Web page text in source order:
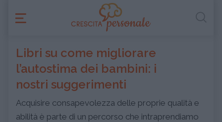
Libri su come migliorare
l’autostima dei bambini: i
nostri suggerimenti
Acquisire consapevolezza delle proprie qualità e
abilità è parte di un percorso che intraprendiamo